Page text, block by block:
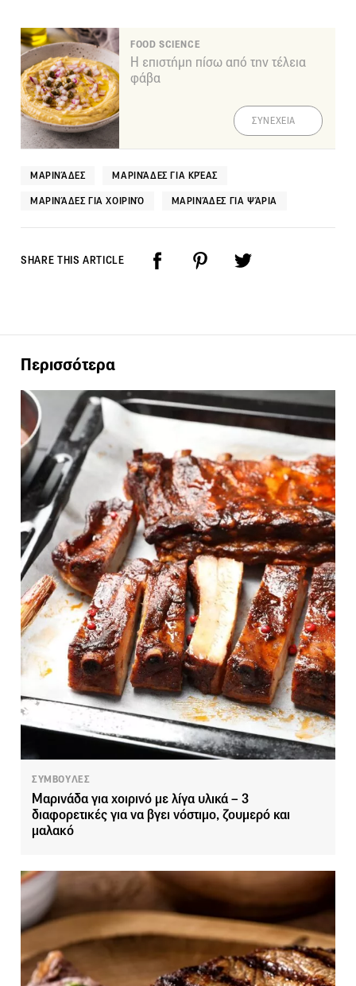
FOOD SCIENCE
Η επιστήμη πίσω από την τέλεια
φάβα
ΣΥΝΕΧΕΙΑ
ΜΑΡΙΝΆΔΕΣ ΜΑΡΙΝΆΔΕΣ ΓΙΑ ΚΡΈΑΣ
ΜΑΡΙΝΆΔΕΣ ΓΙΑ ΧΟΙΡΙΝΌ ΜΑΡΙΝΆΔΕΣ ΓΙΑ ΨΆΡΙΑ
SHARE THIS ARTICLE
Περισσότερα
ΣΥΜΒΟΥΛΕΣ
Μαρινάδα για χοιρινό με λίγα υλικά – 3
διαφορετικές για να βγει νόστιμο, ζουμερό και
μαλακό